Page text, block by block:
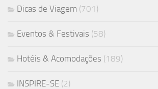
Dicas de Viagem (701)
Eventos & Festivais (58)
Hotéis & Acomodações (189)
INSPIRE-SE (2)